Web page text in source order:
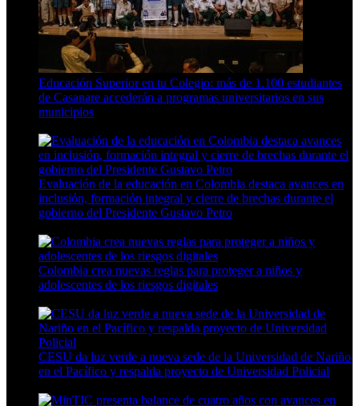
Educación Superior en tu Colegio: más de 1.100 estudiantes
de Casanare accederán a programas universitarios en sus
municipios
Evaluación de la educación en Colombia destaca avances en
inclusión, formación integral y cierre de brechas durante el
gobierno del Presidente Gustavo Petro
Colombia crea nuevas reglas para proteger a niños y
adolescentes de los riesgos digitales
CESU da luz verde a nueva sede de la Universidad de Nariño
en el Pacífico y respalda proyecto de Universidad Policial